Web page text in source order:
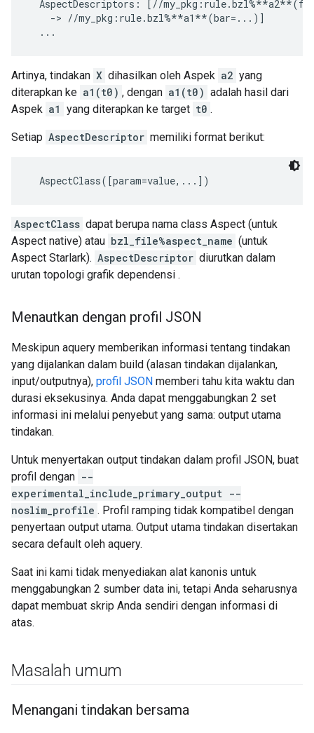
AspectDescriptors: [//
    -> //my_pkg:rule.bzl%**a1**(bar=...)]
Artinya, tindakan X dihasilkan oleh Aspek a2 yang
diterapkan ke a1(t0) , dengan a1(t0) adalah hasil dari
Aspek a1 yang diterapkan ke target t0 .
Setiap AspectDescriptor memiliki format berikut:
AspectClass dapat berupa nama class Aspect (untuk
Aspect native) atau bzl_file%aspect_name (untuk
Aspect Starlark). AspectDescriptor diurutkan dalam
urutan topologi grafik dependensi .
Menautkan dengan profil JSON
Meskipun aquery memberikan informasi tentang tindakan
yang dijalankan dalam build (alasan tindakan dijalankan,
input/outputnya), profil JSON memberi tahu kita waktu dan
durasi eksekusinya. Anda dapat menggabungkan 2 set
informasi ini melalui penyebut yang sama: output utama
tindakan.
Untuk menyertakan output tindakan dalam profil JSON, buat
profil dengan --
experimental_include_primary_output --
noslim_profile . Profil ramping tidak kompatibel dengan
penyertaan output utama. Output utama tindakan disertakan
secara default oleh aquery.
Saat ini kami tidak menyediakan alat kanonis untuk
menggabungkan 2 sumber data ini, tetapi Anda seharusnya
dapat membuat skrip Anda sendiri dengan informasi di
atas.
Masalah umum
Menangani tindakan bersama